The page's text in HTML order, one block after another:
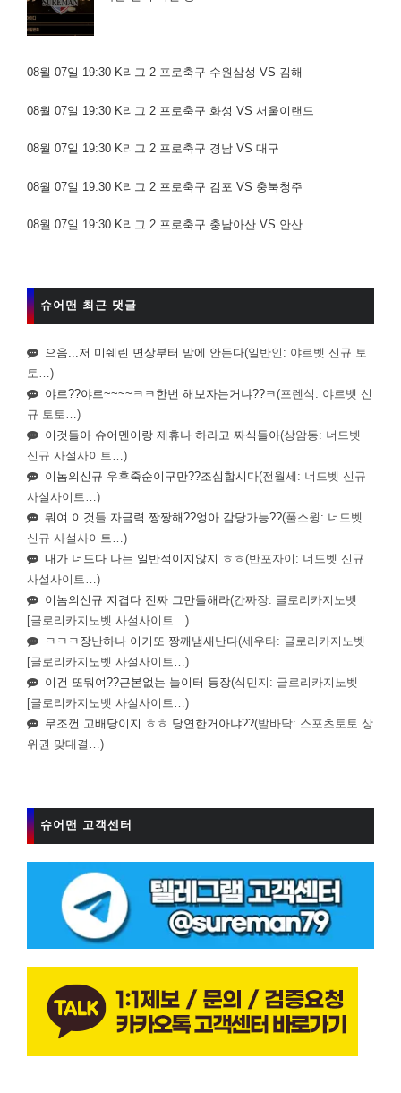
08월 07일 19:30 K리그 2 프로축구 수원삼성 VS 김해
08월 07일 19:30 K리그 2 프로축구 화성 VS 서울이랜드
08월 07일 19:30 K리그 2 프로축구 경남 VS 대구
08월 07일 19:30 K리그 2 프로축구 김포 VS 충북청주
08월 07일 19:30 K리그 2 프로축구 충남아산 VS 안산
슈어맨 최근 댓글
으음...저 미쉐린 면상부터 맘에 안든다(일반인: 야르벳 신규 토
토…)
야르??야르~~~~ㅋㅋ한번 해보자는거냐??ㅋ(포렌식: 야르벳 신
규 토토…)
이것들아 슈어멘이랑 제휴나 하라고 짜식들아(상암동: 너드벳
신규 사설사이트…)
이놈의신규 우후죽순이구만??조심합시다(전월세: 너드벳 신규
사설사이트…)
뭐여 이것들 자금력 짱짱해??엉아 감당가능??(풀스윙: 너드벳
신규 사설사이트…)
내가 너드다 나는 일반적이지않지 ㅎㅎ(반포자이: 너드벳 신규
사설사이트…)
이놈의신규 지겹다 진짜 그만들해라(간짜장: 글로리카지노벳
[글로리카지노벳 사설사이트…)
ㅋㅋㅋ장난하나 이거또 짱깨냄새난다(세우타: 글로리카지노벳
[글로리카지노벳 사설사이트…)
이건 또뭐여??근본없는 놀이터 등장(식민지: 글로리카지노벳
[글로리카지노벳 사설사이트…)
무조껀 고배당이지 ㅎㅎ 당연한거아냐??(발바닥: 스포츠토토 상
위권 맞대결…)
슈어맨 고객센터